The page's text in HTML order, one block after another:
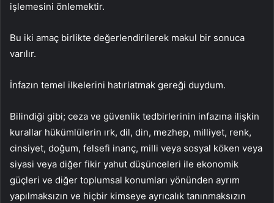
işlemesini önlemektir.
Bu iki amaç birlikte değerlendirilerek makul bir sonuca
varılır.
İnfazın temel ilkelerini hatırlatmak gereği duydum.
Bilindiği gibi; ceza ve güvenlik tedbirlerinin infazına ilişkin
kurallar hükümlülerin ırk, dil, din, mezhep, milliyet, renk,
cinsiyet, doğum, felsefi inanç, milli veya sosyal köken veya
siyasi veya diğer fikir yahut düşünceleri ile ekonomik
güçleri ve diğer toplumsal konumları yönünden ayrım
yapılmaksızın ve hiçbir kimseye ayrıcalık tanınmaksızın